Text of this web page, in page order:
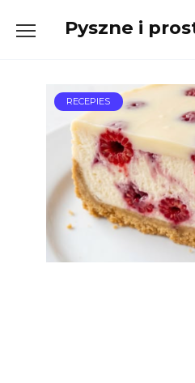
Pyszne i
RECEPIES